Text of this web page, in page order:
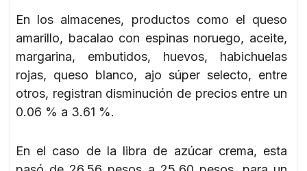
En los almacenes, productos como el queso
amarillo, bacalao con espinas noruego, aceite,
margarina, embutidos, huevos, habichuelas
rojas, queso blanco, ajo súper selecto, entre
otros, registran disminución de precios entre un
0.06 % a 3.61 %.
En el caso de la libra de azúcar crema, esta